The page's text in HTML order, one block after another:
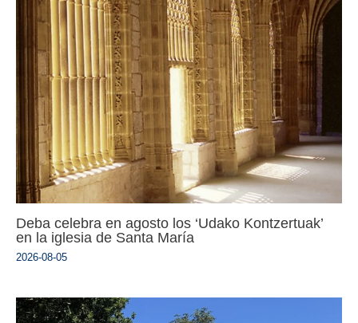
Deba celebra en agosto los ‘Udako Kontzertuak’
en la iglesia de Santa María
2026-08-05